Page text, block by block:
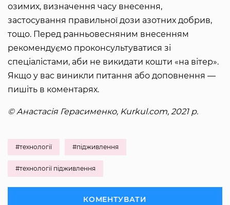
озимих, визначення часу внесення,
застосування правильної дози азотних добрив,
тощо. Перед ранньовесняним внесенням
рекомендуємо проконсультуватися зі
спеціалістами, аби не викидати кошти «на вітер».
Якщо у вас виникли питання або доповнення —
пишіть в коментарях.
© Анастасія Герасименко, Kurkul.com, 2021 р.
#технології #підживлення
#технології підживлення
КОМЕНТУВАТИ